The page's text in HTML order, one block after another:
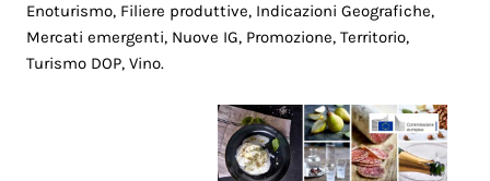
Enoturismo, Filiere produttive, Indicazioni Geografiche,
Mercati emergenti, Nuove IG, Promozione, Territorio,
Turismo DOP, Vino.